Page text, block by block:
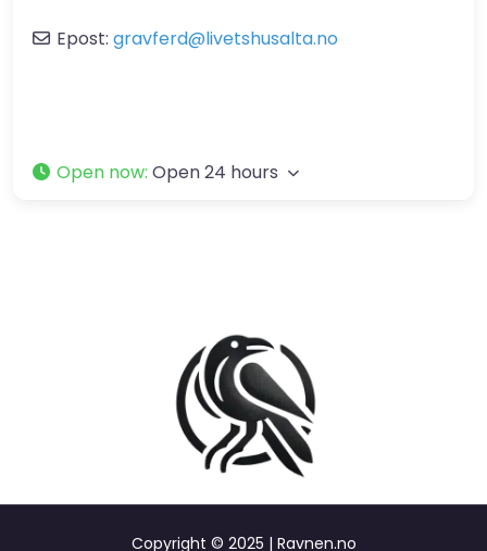
Epost: gravferd@livetshusalta.no
Open now: Open 24 hours
Copyright © 2025 | Ravnen.no